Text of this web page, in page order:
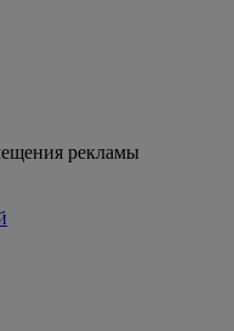
рекламы